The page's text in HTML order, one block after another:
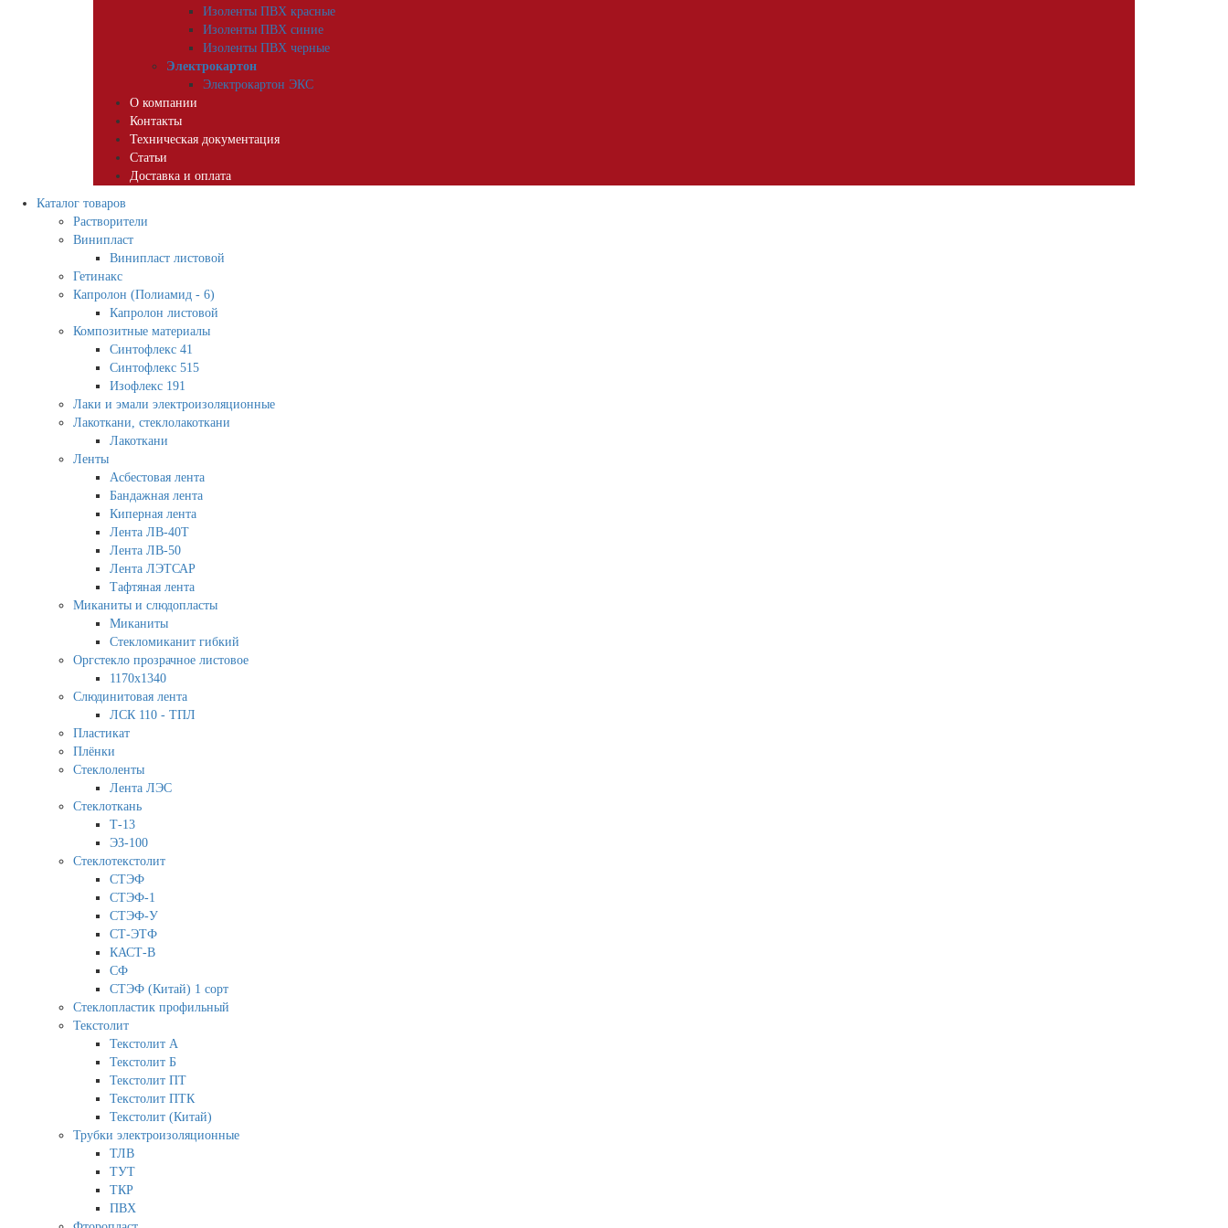
Изоленты ПВХ красные
Изоленты ПВХ синие
Изоленты ПВХ черные
Электрокартон
Электрокартон ЭКС
О компании
Контакты
Техническая документация
Статьи
Доставка и оплата
Каталог товаров
Растворители
Винипласт
Винипласт листовой
Гетинакс
Капролон (Полиамид - 6)
Капролон листовой
Композитные материалы
Синтофлекс 41
Синтофлекс 515
Изофлекс 191
Лаки и эмали электроизоляционные
Лакоткани, стеклолакоткани
Лакоткани
Ленты
Асбестовая лента
Бандажная лента
Киперная лента
Лента ЛВ-40Т
Лента ЛВ-50
Лента ЛЭТСАР
Тафтяная лента
Миканиты и слюдопласты
Миканиты
Стекломиканит гибкий
Оргстекло прозрачное листовое
1170х1340
Слюдинитовая лента
ЛСК 110 - ТПЛ
Пластикат
Плёнки
Стеклоленты
Лента ЛЭС
Стеклоткань
Т-13
ЭЗ-100
Стеклотекстолит
СТЭФ
СТЭФ-1
СТЭФ-У
СТ-ЭТФ
КАСТ-В
СФ
СТЭФ (Китай) 1 сорт
Стеклопластик профильный
Текстолит
Текстолит А
Текстолит Б
Текстолит ПТ
Текстолит ПТК
Текстолит (Китай)
Трубки электроизоляционные
ТЛВ
ТУТ
ТКР
ПВХ